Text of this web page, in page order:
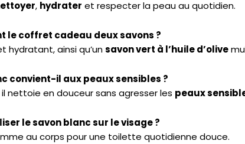
, hydrater et respecter la peau au quotidien.
le coffret cadeau deux savons ?
hydratant, ainsi qu’unsavon vert à l’huile d’olive
convient-il aux peaux sensibles ?
il nettoie en douceur sans agresser les peaux
le savon blanc sur le visage ?
au corps pour une toilette quotidienne douce.